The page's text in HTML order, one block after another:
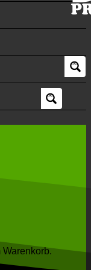
Warenkorb.